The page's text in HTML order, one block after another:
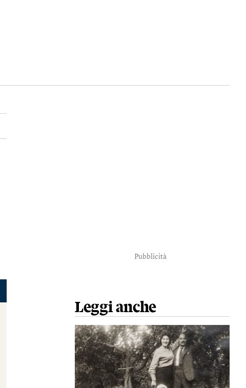
Pubblicità
Leggi anche